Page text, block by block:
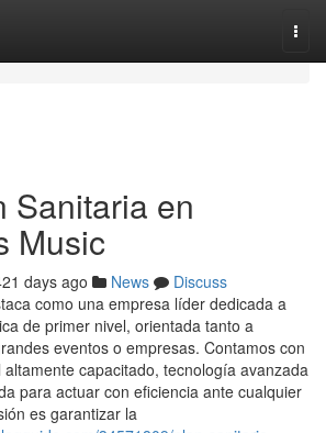
Sanitaria en
Music
days ago News
Discuss
como una empresa líder dedicada a
de primer nivel, orientada tanto a
eventos o empresas. Contamos con
capacitado, tecnología avanzada
para actuar con eficiencia ante cualquier
es garantizar la